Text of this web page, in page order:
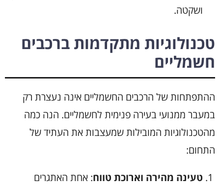
ושקטה.
טכנולוגיות מתקדמות ברכבים
חשמליים
ההתפתחות של הרכבים החשמליים אינה נעצרת רק
במעבר ממנועי בעירה פנימית לחשמליים. הנה כמה
מהטכנולוגיות המובילות שמעצבות את העתיד של
התחום:
טעינה מהירה וארוכת טווח: אחת האתגרים